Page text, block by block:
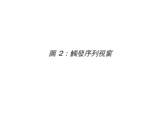
圖 2：觸發序列視窗